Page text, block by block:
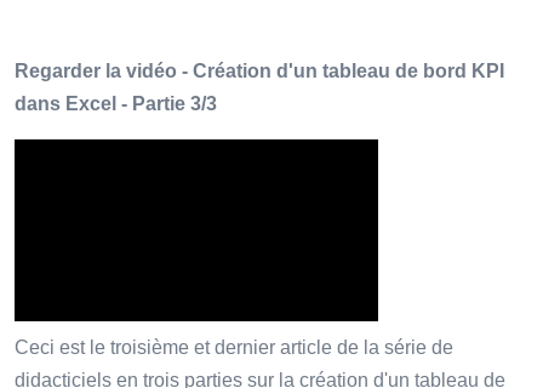
Regarder la vidéo - Création d'un tableau de bord KPI
dans Excel - Partie 3/3
Ceci est le troisième et dernier article de la série de
didacticiels en trois parties sur la création d'un tableau de